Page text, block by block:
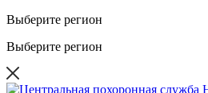
Выберите регион
Выберите регион